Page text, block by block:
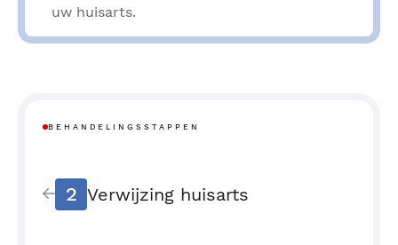
uw huisarts.
BEHANDELINGSSTAPPEN
2 Verwijzing huisarts